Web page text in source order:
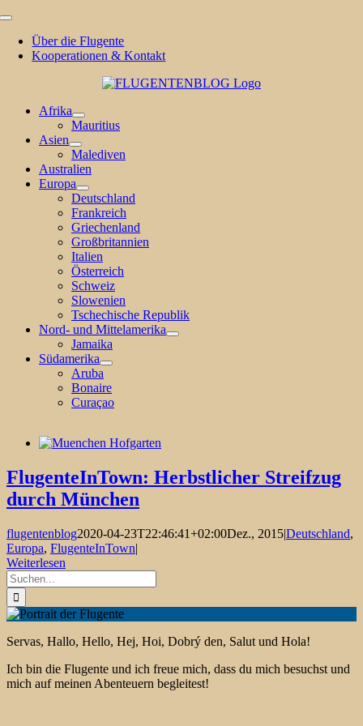
Zum
springen
Toggle
NavigationÜber die Flugente
Kooperationen & Kontakt
Afrika
Mauritius
Asien
Malediven
Australien
Europa
Deutschland
Frankreich
Griechenland
Großbritannien
Italien
Österreich
Schweiz
Slowenien
Tschechische Republik
Nord- und Mittelamerika
Jamaika
Südamerika
Aruba
Bonaire
Curaçao
FlugenteInTown: Herbstlicher Streifzug
durch München
flugentenblog2020-04-23T22:46:41+02:00Dez., 2015|Deutschland,
Europa, FlugenteInTown|
Weiterlesen
Suche
nach:
Servas, Hallo, Hello, Hej, Hoi, Dobrý den, Salut und Hola!
Ich bin die Flugente und ich freue mich, dass du mich besuchst und
mich auf meinen Abenteuern begleitest!